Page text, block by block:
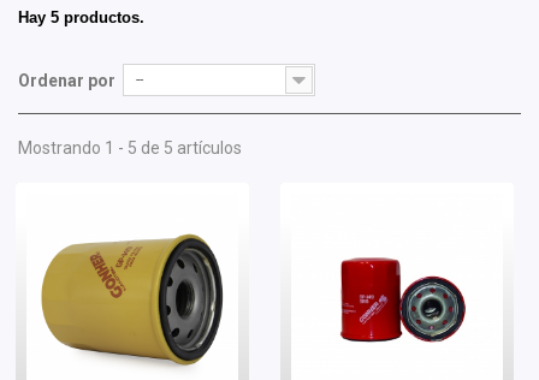
Hay 5 productos.
Ordenar por --
Mostrando 1 - 5 de 5 artículos